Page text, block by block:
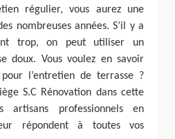
régulier, vous aurez une
nombreuses années. S’il y a
trop, on peut utiliser un
doux. Vous voulez en savoir
l’entretien de terrasse ?
S.C Rénovation dans cette
professionnels en
répondent à toutes vos